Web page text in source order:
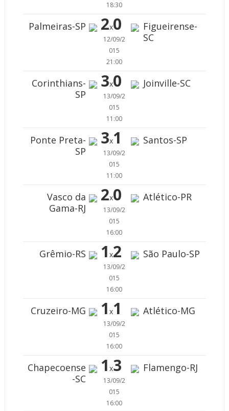
18:30
Palmeiras-SP 2x0
12/09/2
015
21:00
Figueirense-
SC
Corinthians-
SP
3x0
13/09/2
015
11:00
Joinville-SC
Ponte Preta-
SP
3x1
13/09/2
015
11:00
Santos-SP
Vasco da
Gama-RJ
2x0
13/09/2
015
16:00
Atlético-PR
Grêmio-RS 1 x2
13/09/2
015
16:00
São Paulo-SP
Cruzeiro-MG 1 x1
13/09/2
015
16:00
Atlético-MG
Chapecoense
-SC
1 x3
13/09/2
015
16:00
Flamengo-RJ